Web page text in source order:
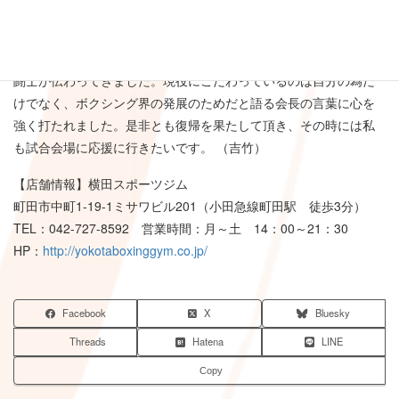
闘士が伝わってきました。現役にこだわっているのは自分の為だ
けでなく、ボクシング界の発展のためだと語る会長の言葉に心を
強く打たれました。是非とも復帰を果たして頂き、その時には私
も試合会場に応援に行きたいです。 （吉竹）
【店舗情報】横田スポーツジム
町田市中町1-19-1ミサワビル201（小田急線町田駅 徒歩3分）
TEL：042-727-8592 営業時間：月～土 14：00～21：30
HP： http://yokotaboxinggym.co.jp/
Facebook X
Bluesky
Threads
Hatena LINE
Copy